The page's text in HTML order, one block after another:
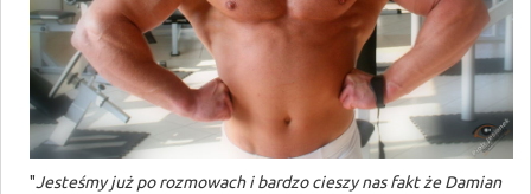
"Jesteśmy już po rozmowach i bardzo cieszy nas fakt że Damian